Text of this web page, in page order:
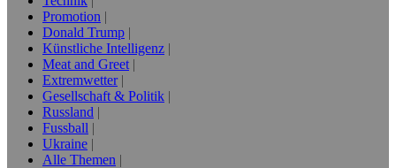
Promotion
Donald Trump
Künstliche Intelligenz
Meat and Greet
Extremwetter
Gesellschaft & Politik
Russland
Fussball
Ukraine
Alle Themen